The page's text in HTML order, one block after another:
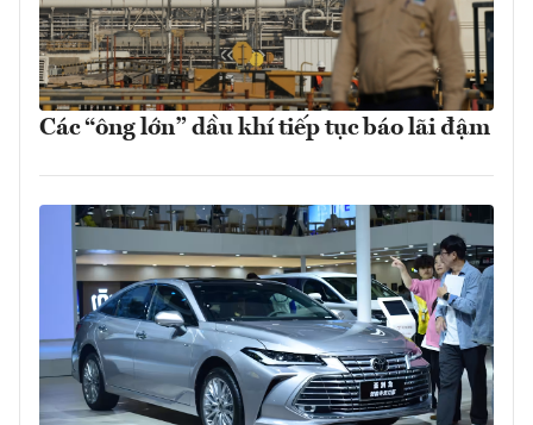
Các “ông lớn” dầu khí tiếp tục báo lãi đậm